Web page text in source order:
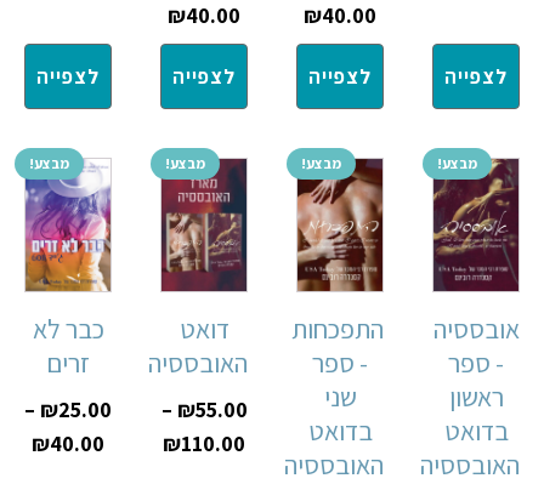
לצפייה
₪40.00
לצפייה
₪40.00
לצפייה לצפייה
מבצע!
אובססיה
- ספר
ראשון
בדואט
האובססיה
מבצע!
התפכחות
- ספר
שני
בדואט
האובססיה
מבצע!
דואט
האובססיה
₪55.00
–
₪110.00
מבצע!
כבר לא
זרים
₪25.00
–
₪40.00